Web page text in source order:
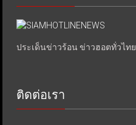
ประเด็นข่าวร้อน ข่าวฮอตทั่วไทย.
ติดต่อเรา